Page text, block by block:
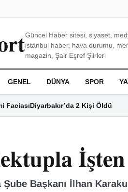
Güncel Haber sitesi, siyaset,
istanbul haber, hava durumu,
magazin, Şair Eşref Şiirleri
GENEL DÜNYA SPOR
FaciasıDiyarbakır’da 2 Kişi Öldü
İşten
Şube Başkanı İlhan